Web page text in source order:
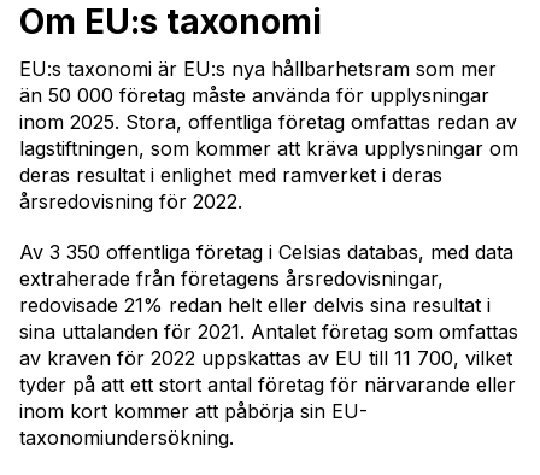
Om EU:s taxonomi
EU:s taxonomi är EU:s nya hållbarhetsram som mer
än 50 000 företag måste använda för upplysningar
inom 2025. Stora, offentliga företag omfattas redan av
lagstiftningen, som kommer att kräva upplysningar om
deras resultat i enlighet med ramverket i deras
årsredovisning för 2022.
Av 3 350 offentliga företag i Celsias databas, med data
extraherade från företagens årsredovisningar,
redovisade 21% redan helt eller delvis sina resultat i
sina uttalanden för 2021. Antalet företag som omfattas
av kraven för 2022 uppskattas av EU till 11 700, vilket
tyder på att ett stort antal företag för närvarande eller
inom kort kommer att påbörja sin EU-
taxonomiundersökning.